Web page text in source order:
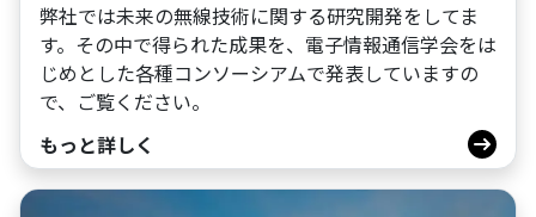
弊社では未来の無線技術に関する研究開発をしてま
す。その中で得られた成果を、電子情報通信学会をは
じめとした各種コンソーシアムで発表していますの
で、ご覧ください。
もっと詳しく